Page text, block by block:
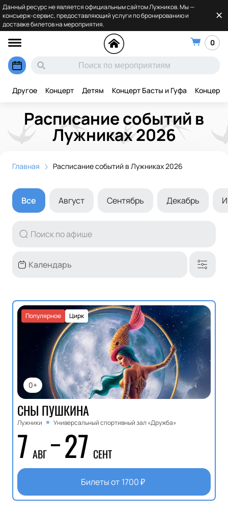
Данный ресурс не является официальным сайтом Лужников. Мы —
консьерж-сервис, предоставляющий услуги по бронированию и
доставке билетов на мероприятия.
0
Другое Концерт Детям Концерт Басты и Гуфа Концерт
Расписание событий в
Лужниках 2026
Главная Расписание событий в Лужниках 2026
Все Август Сентябрь Декабрь
0+
Цирк
Популярное
СНЫ ПУШКИНА
Лужники Универсальный спортивный зал «Дружба»
7 АВГ 27 СЕНТ
Билеты от 1700₽